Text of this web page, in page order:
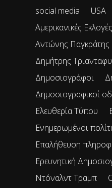
social media
USA
Αμερικανικές Εκλογές
Αντώνης Παγκράτης
Δημήτρης
Δημοσιογράφοι
Δημοσιογραφικοί
Ελευθερία Τύπου
Ενημερωμένοι
Επαλήθευση
Ερευνητική
Ντόναλντ Τραμπ